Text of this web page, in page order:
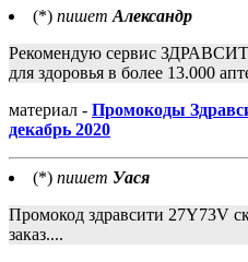
(*) пишет Александр
Рекомендую сервис
для здоровья в более 13.000
материал - Промокоды
декабрь 2020
(*) пишет Уася
Промокод здравсити 27Y73V
заказ....